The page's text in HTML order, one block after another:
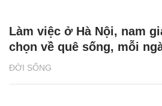
ĐỜI SỐNG
Làm việc ở Hà Nội, nam
chọn về quê sống, mỗi